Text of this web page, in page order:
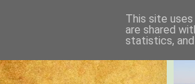
This site
are shared
statistics,